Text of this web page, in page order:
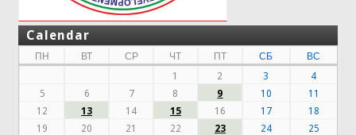
Calendar
ПН ВТ СР ЧТ ПТ СБ
ВС
1
2 3
4
5
6 7 8 9 10
11
12
13 14 15 16 17
18
19
20 21 22 23 24
25